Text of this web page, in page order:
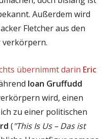
Außerdem wird
Fletcher aus den
verkörpern.
übernimmt darin Eric
Ioan Gruffudd
wird, einen
zu einer politischen
("This Is Us – Das ist